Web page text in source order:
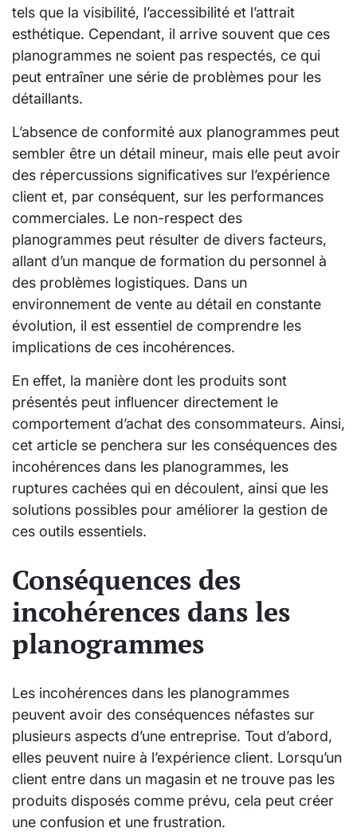
tels que la visibilité, l’accessibilité et l’attrait
esthétique. Cependant, il arrive souvent que ces
planogrammes ne soient pas respectés, ce qui
peut entraîner une série de problèmes pour les
détaillants.
L’absence de conformité aux planogrammes peut
sembler être un détail mineur, mais elle peut avoir
des répercussions significatives sur l’expérience
client et, par conséquent, sur les performances
commerciales. Le non-respect des
planogrammes peut résulter de divers facteurs,
allant d’un manque de formation du personnel à
des problèmes logistiques. Dans un
environnement de vente au détail en constante
évolution, il est essentiel de comprendre les
implications de ces incohérences.
En effet, la manière dont les produits sont
présentés peut influencer directement le
comportement d’achat des consommateurs. Ainsi,
cet article se penchera sur les conséquences des
incohérences dans les planogrammes, les
ruptures cachées qui en découlent, ainsi que les
solutions possibles pour améliorer la gestion de
ces outils essentiels.
Conséquences des
incohérences dans les
planogrammes
Les incohérences dans les planogrammes
peuvent avoir des conséquences néfastes sur
plusieurs aspects d’une entreprise. Tout d’abord,
elles peuvent nuire à l’expérience client. Lorsqu’un
client entre dans un magasin et ne trouve pas les
produits disposés comme prévu, cela peut créer
une confusion et une frustration.